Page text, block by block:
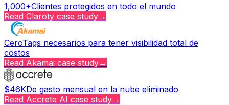
1,000+Clientes protegidos en todo el mundo
Read Claroty case study→
CeroTags necesarios para tener visibilidad total de
costos
Read Akamai case study→
$46KDe gasto mensual en la nube eliminado
Read Accrete AI case study→